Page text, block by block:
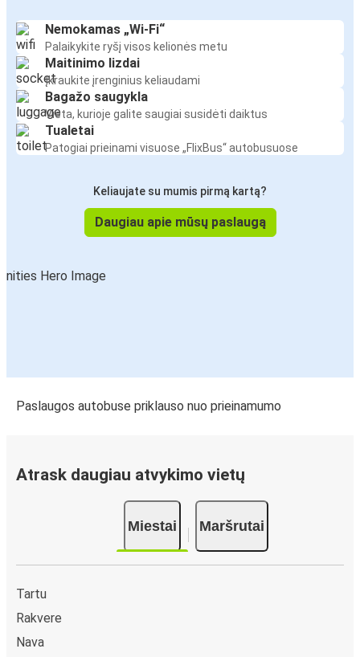
Nemokamas „Wi-Fi“
Palaikykite ryšį visos kelionės metu
Maitinimo lizdai
Įkraukite įrenginius keliaudami
Bagažo saugykla
Vieta, kurioje galite saugiai susidėti daiktus
Tualetai
Patogiai prieinami visuose „FlixBus“ autobusuose
Keliaujate su mumis pirmą kartą?
Daugiau apie mūsų paslaugą
Paslaugos autobuse priklauso nuo prieinamumo
Atrask daugiau atvykimo vietų
Miestai Maršrutai
Tartu
Rakvere
Nava